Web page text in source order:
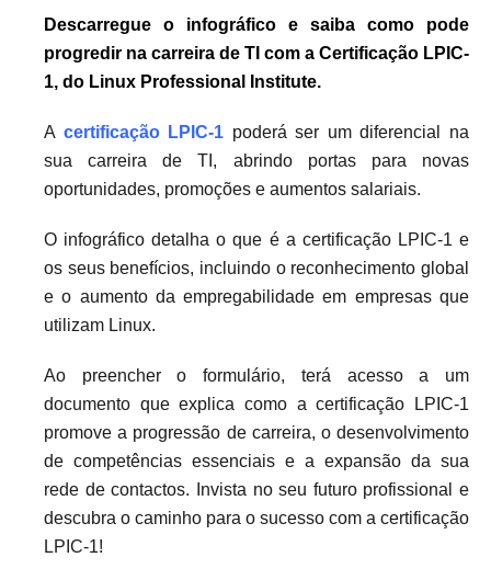
Descarregue o
infográfico e saiba como pode
progredir na carreira de TI com a Certificação LPIC-
1, do Linux Professional Institute.
A certificação LPIC-1 poderá ser um diferencial na
sua carreira de TI, abrindo portas para novas
oportunidades, promoções e aumentos salariais.
O infográfico detalha o que é a certificação LPIC-1 e
os seus benefícios, incluindo o reconhecimento global
e o aumento da empregabilidade em empresas que
utilizam Linux.
Ao preencher o formulário, terá acesso a um
documento que explica como a certificação LPIC-1
promove a progressão de carreira, o desenvolvimento
de competências essenciais e a expansão da sua
rede de contactos. Invista no seu futuro profissional e
descubra o caminho para o sucesso com a certificação
LPIC-1!